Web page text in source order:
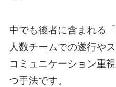
中でも後者に含まれる
人数チームでの遂行や
コミュニケーション重
つ手法です。